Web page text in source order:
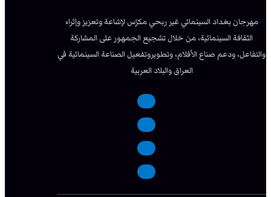
مهرجان بغداد السينمائي غير ربحي مكرّس لإشاعة وتعزيز وإثراء
الثقافة السينمائية، من خلال تشجيع الجمهور على المشاركة
والتفاعل، ودعم صناع الأفلام، وتطويروتفعيل الصناعة السينمائية في
العراق والبلاد العربية